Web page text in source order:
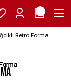
Retro Forma